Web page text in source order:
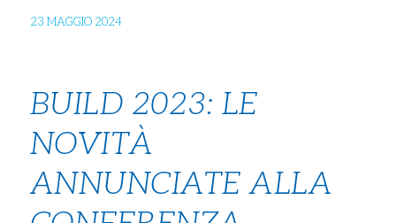
23 MAGGIO 2024
BUILD 2023: LE
NOVITÀ
ANNUNCIATE ALLA